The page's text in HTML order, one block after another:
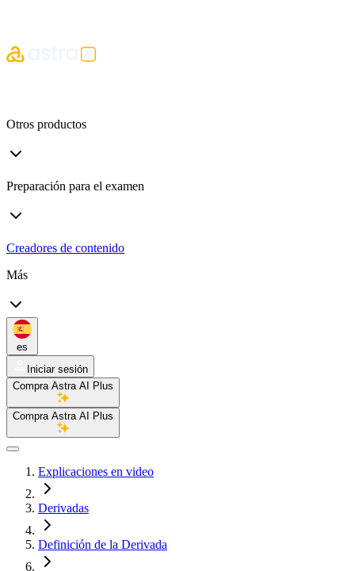
Otros productos
Preparación para el examen
Creadores de contenido
Más
es
Iniciar sesión
Compra Astra AI Plus
Compra Astra AI Plus
Explicaciones en video
Derivadas
Definición de la Derivada